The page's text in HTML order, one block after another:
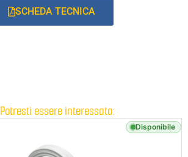
SCHEDA TECNICA
Potresti essere interessato:
Disponibile